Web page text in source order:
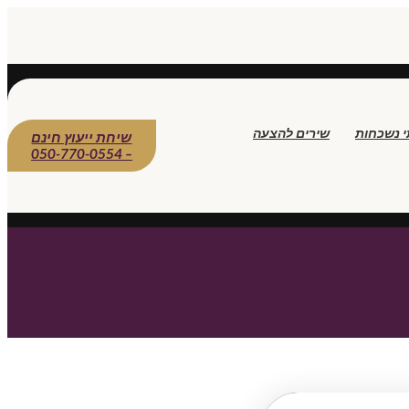
נשכחות שירים להצעה
שיחת ייעוץ חינם
– 050-770-0554